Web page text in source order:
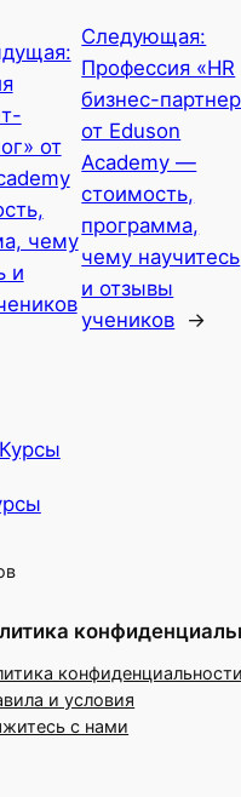
от
чему
и
Следующая:
Профессия «HR
бизнес-
от Eduson
Academy —
стоимость,
программа,
чему научитесь
и отзывы
учеников →
конфиденциальности
и условия
с нами